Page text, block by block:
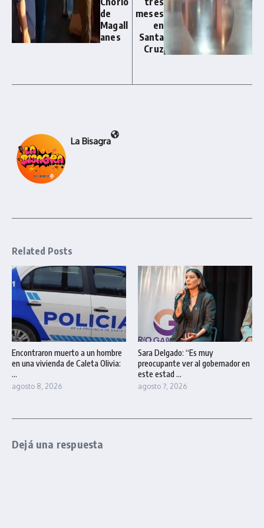
de
Magall
anes
meses
en
Santa
Cruz
La Bisagra
Related Posts
Encontraron muerto a un hombre
en una vivienda de Caleta Olivia:
...
agosto 8, 2026
Sara Delgado: “Es muy
preocupante ver al gobernador en
este estad ...
agosto 7, 2026
Dejá una respuesta